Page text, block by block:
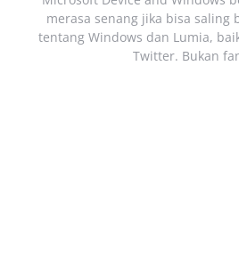
merasa senang jika bisa saling
tentang Windows dan Lumia,
Twitter. Bukan